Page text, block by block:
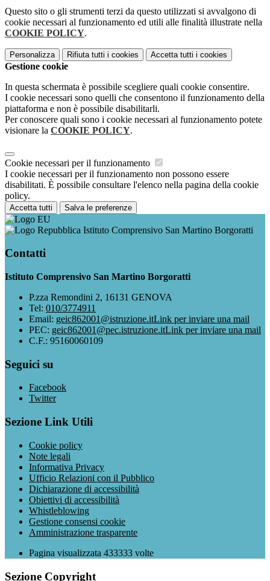
Questo sito o gli strumenti terzi da questo utilizzati si avvalgono di
cookie necessari al funzionamento ed utili alle finalità illustrate nella
COOKIE POLICY.
Personalizza Rifiuta tutti i cookies Accetta tutti i cookies
Gestione cookie
In questa schermata è possibile scegliere quali cookie consentire.
I cookie necessari sono quelli che consentono il funzionamento della
piattaforma e non è possibile disabilitarli.
Per conoscere quali sono i cookie necessari al funzionamento potete
visionare la COOKIE POLICY.
Cookie necessari per il funzionamento
I cookie necessari per il funzionamento non possono essere
disabilitati. È possibile consultare l'elenco nella pagina della cookie
policy.
Accetta tutti Salva le preferenze
Istituto Comprensivo San Martino Borgoratti
Contatti
Istituto Comprensivo San Martino Borgoratti
P.zza Remondini 2, 16131 GENOVA
Tel: 010/3774911
Email: geic862001@istruzione.itLink per inviare una mail
PEC: geic862001@pec.istruzione.itLink per inviare una mail
C.F.: 95160060109
Seguici su
Facebook
Twitter
Sezione Link Utili
Cookie policy
Note legali
Informativa Privacy
Ufficio Relazioni con il Pubblico
Dichiarazione di accessibilità
Obiettivi di accessibilità
Whistleblowing
Gestione consensi cookie
Amministrazione trasparente
Pagina visualizzata 433333 volte
Sezione Copyright